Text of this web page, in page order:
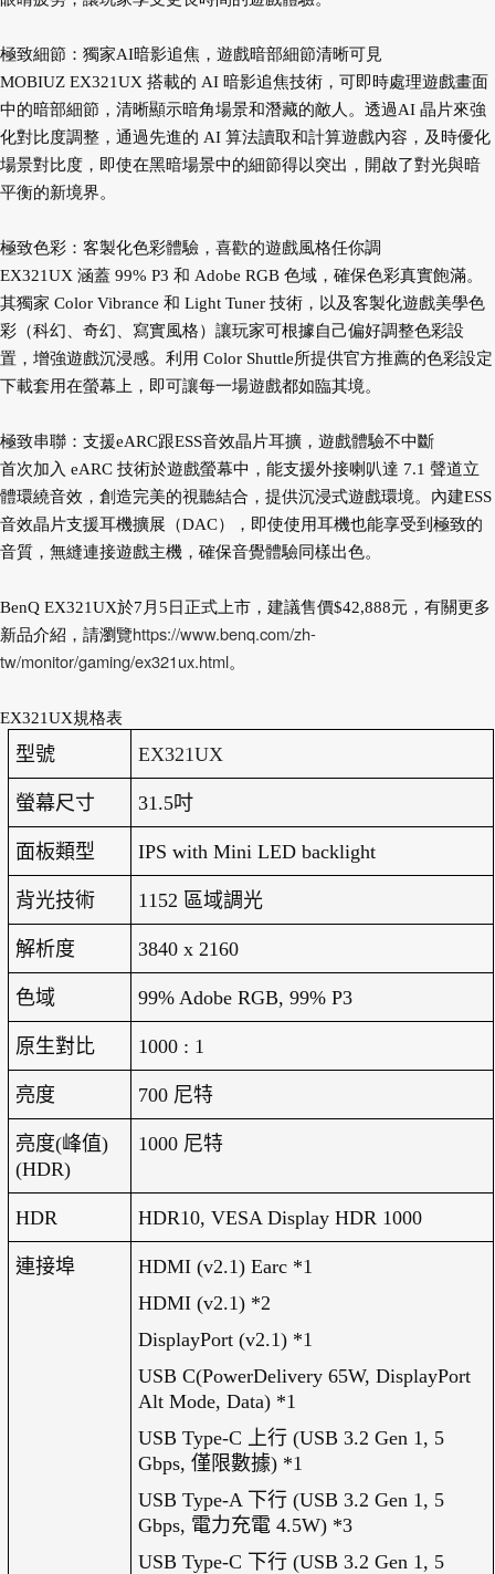
極致細節：獨家AI暗影追焦，遊戲暗部細節清晰可見
MOBIUZ EX321UX 搭載的 AI 暗影追焦技術，可即時處理遊戲畫面
中的暗部細節，清晰顯示暗角場景和潛藏的敵人。透過AI 晶片來強
化對比度調整，通過先進的 AI 算法讀取和計算遊戲內容，及時優化
場景對比度，即使在黑暗場景中的細節得以突出，開啟了對光與暗
平衡的新境界。
極致色彩：客製化色彩體驗，喜歡的遊戲風格任你調
EX321UX 涵蓋 99% P3 和 Adobe RGB 色域，確保色彩真實飽滿。
其獨家 Color Vibrance 和 Light Tuner 技術，以及客製化遊戲美學色
彩（科幻、奇幻、寫實風格）讓玩家可根據自己偏好調整色彩設
置，增強遊戲沉浸感。利用 Color Shuttle所提供官方推薦的色彩設定
下載套用在螢幕上，即可讓每一場遊戲都如臨其境。
極致串聯：支援eARC跟ESS音效晶片耳擴，遊戲體驗不中斷
首次加入 eARC 技術於遊戲螢幕中，能支援外接喇叭達 7.1 聲道立
體環繞音效，創造完美的視聽結合，提供沉浸式遊戲環境。內建ESS
音效晶片支援耳機擴展（DAC），即使使用耳機也能享受到極致的
音質，無縫連接遊戲主機，確保音覺體驗同樣出色。
BenQ EX321UX於7月5日正式上市，建議售價$42,888元，有關更多
新品介紹，請瀏覽https://www.benq.com/zh-
tw/monitor/gaming/ex321ux.html。
EX321UX規格表
型號 EX321UX
螢幕尺寸 31.5吋
面板類型 IPS with Mini LED backlight
背光技術 1152 區域調光
解析度 3840 x 2160
色域 99% Adobe RGB, 99% P3
原生對比 1000 : 1
亮度 700 尼特
亮度(峰值)
(HDR)
1000 尼特
HDR HDR10, VESA Display HDR 1000
連接埠
HDMI (v2.1) Earc *1
HDMI (v2.1) *2
DisplayPort (v2.1) *1
USB C(PowerDelivery 65W, DisplayPort
Alt Mode, Data) *1
USB Type-C 上行(USB 3.2 Gen 1, 5
Gbps, 僅限數據) *1
USB Type-A
下行(USB 3.2 Gen 1, 5
Gbps, 電力充電4.5W) *3
USB Type-C
下行(USB 3.2 Gen 1, 5